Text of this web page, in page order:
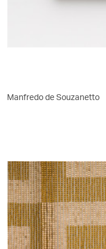
Manfredo de Souzanetto